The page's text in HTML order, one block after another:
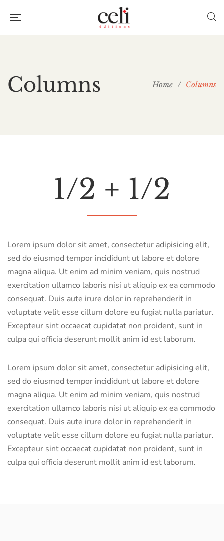
Columns Home / Columns
1/2 + 1/2
Lorem ipsum dolor sit amet, consectetur adipisicing elit,
sed do eiusmod tempor incididunt ut labore et dolore
magna aliqua. Ut enim ad minim veniam, quis nostrud
exercitation ullamco laboris nisi ut aliquip ex ea commodo
consequat. Duis aute irure dolor in reprehenderit in
voluptate velit esse cillum dolore eu fugiat nulla pariatur.
Excepteur sint occaecat cupidatat non proident, sunt in
culpa qui officia deserunt mollit anim id est laborum.
Lorem ipsum dolor sit amet, consectetur adipisicing elit,
sed do eiusmod tempor incididunt ut labore et dolore
magna aliqua. Ut enim ad minim veniam, quis nostrud
exercitation ullamco laboris nisi ut aliquip ex ea commodo
consequat. Duis aute irure dolor in reprehenderit in
voluptate velit esse cillum dolore eu fugiat nulla pariatur.
Excepteur sint occaecat cupidatat non proident, sunt in
culpa qui officia deserunt mollit anim id est laborum.